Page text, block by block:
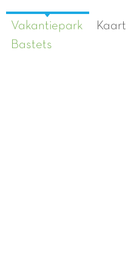
Vakantiepark
Bastets
Kaart